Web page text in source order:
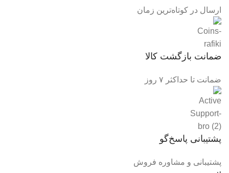
ارسال در کوتاه‌ترین زمان
ضمانت بازگشت کالا
ضمانت تا حداکثر ۷ روز
پشتیبانی پاسخ‌گو
پشتیبانی و مشاوره فروش